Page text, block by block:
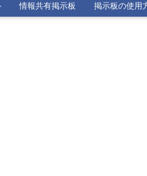
情報共有掲示板 掲示板の使用